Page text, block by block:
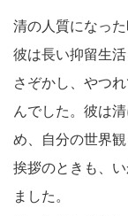
清の人質になっ
彼は長い抑留生
さぞかし、やつ
んでした。彼は
め、自分の世界
挨拶のときも、
ました。